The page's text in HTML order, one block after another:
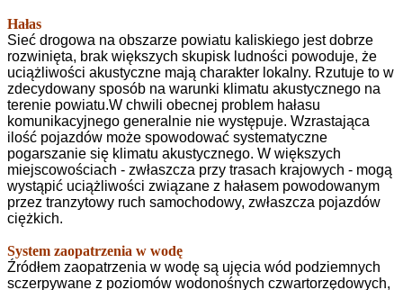
Hałas
Sieć drogowa na obszarze powiatu kaliskiego jest dobrze
rozwinięta, brak większych skupisk ludności powoduje, że
uciążliwości akustyczne mają charakter lokalny. Rzutuje to w
zdecydowany sposób na warunki klimatu akustycznego na
terenie powiatu.W chwili obecnej problem hałasu
komunikacyjnego generalnie nie występuje. Wzrastająca
ilość pojazdów może spowodować systematyczne
pogarszanie się klimatu akustycznego. W większych
miejscowościach - zwłaszcza przy trasach krajowych - mogą
wystąpić uciążliwości związane z hałasem powodowanym
przez tranzytowy ruch samochodowy, zwłaszcza pojazdów
ciężkich.
System zaopatrzenia w wodę
Źródłem zaopatrzenia w wodę są ujęcia wód podziemnych
sczerpywane z poziomów wodonośnych czwartorzędowych,